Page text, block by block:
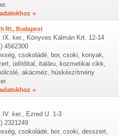
»
Rt., Budapest
IX. ker., Könyves Kálmán Krt. 12-14
4562300
csokoládé, bor, csoki, konyak,
üdítőital, italáru, kozmetikai cikk,
akácméz, húskészítmény
»
IV. ker., Ezred U. 1-3
2321249
csokoládé, bor, csoki, desszert,